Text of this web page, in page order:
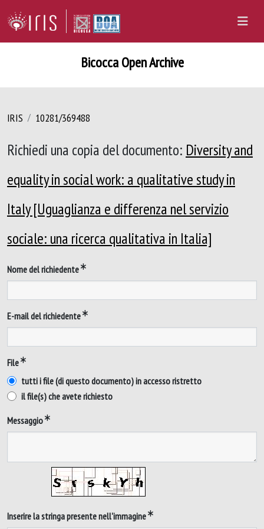
Bicocca Open Archive
IRIS 10281/369488
Richiedi una copia del documento: Diversity and
equality in social work: a qualitative study in
Italy [Uguaglianza e differenza nel servizio
sociale: una ricerca qualitativa in Italia]
Nome del richiedente
E-mail del richiedente
File
tutti i file (di questo documento) in accesso ristretto
il file(s) che avete richiesto
Messaggio
Inserire la stringa presente nell'immagine